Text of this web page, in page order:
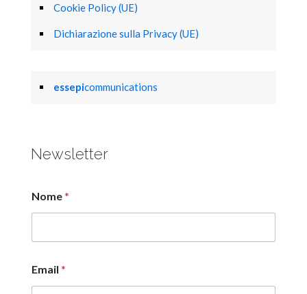
Cookie Policy (UE)
Dichiarazione sulla Privacy (UE)
essepicommunications
Newsletter
Nome*
Email *